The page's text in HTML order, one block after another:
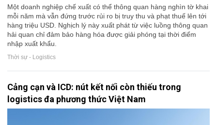
Một doanh nghiệp chế xuất có thể thông quan hàng nghìn tờ khai
mỗi năm mà vẫn đứng trước rủi ro bị truy thu và phạt thuế lên tới
hàng triệu USD. Nghịch lý này xuất phát từ việc luồng thông quan
hải quan chỉ đảm bảo hàng hóa được giải phóng tại thời điểm
nhập xuất khẩu.
Thời sự - Logistics
Cảng cạn và ICD: nút kết nối còn thiếu trong
logistics đa phương thức Việt Nam